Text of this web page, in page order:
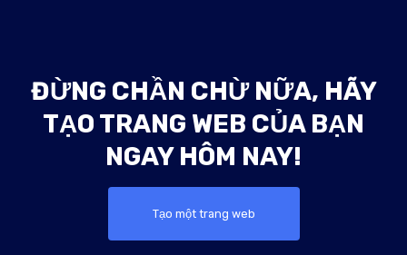
ĐỪNG CHẦN CHỪ NỮA, HÃY
TẠO TRANG WEB CỦA BẠN
NGAY HÔM NAY!
Tạo một trang web